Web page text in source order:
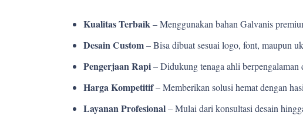
Kualitas Terbaik– Menggunakan bahan Galvanis
Desain Custom– Bisa dibuat sesuai logo, font, maupun
Pengerjaan Rapi– Didukung tenaga ahli
Harga Kompetitif– Memberikan solusi hemat dengan
Layanan Profesional– Mulai dari konsultasi desain